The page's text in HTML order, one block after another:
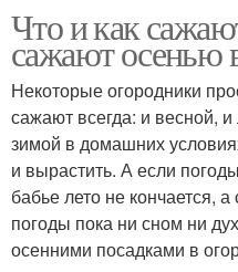
Что и как
сажают осенью
Некоторые огородники
сажают всегда: и весной,
зимой в домашних
и вырастить. А если
бабье лето не кончается,
погоды пока ни сном ни
осенними посадками в